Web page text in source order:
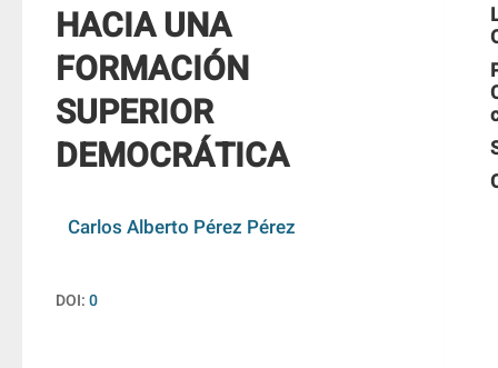
HACIA UNA
FORMACIÓN
SUPERIOR
DEMOCRÁTICA
Carlos Alberto Pérez Pérez
DOI:0